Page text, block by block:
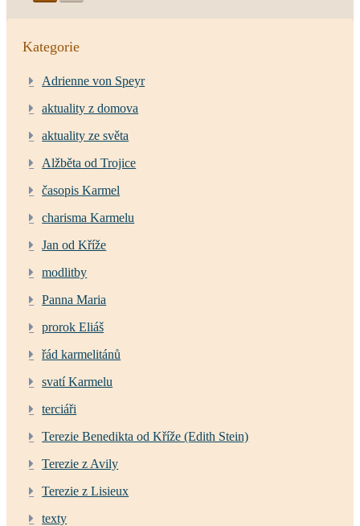
Kategorie
Adrienne von Speyr
aktuality z domova
aktuality ze světa
Alžběta od Trojice
časopis Karmel
charisma Karmelu
Jan od Kříže
modlitby
Panna Maria
prorok Eliáš
řád karmelitánů
svatí Karmelu
terciáři
Terezie Benedikta od Kříže (Edith Stein)
Terezie z Avily
Terezie z Lisieux
texty